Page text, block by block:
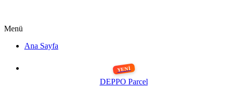
Menü
Ana Sayfa
DEPPO Parcel